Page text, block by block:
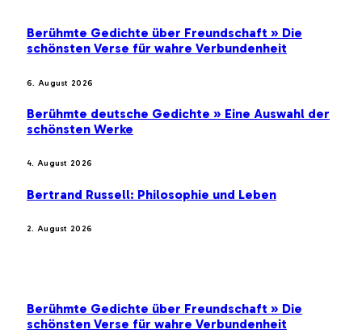
Berühmte Gedichte über Freundschaft » Die
schönsten Verse für wahre Verbundenheit
6. August 2026
Berühmte deutsche Gedichte » Eine Auswahl der
schönsten Werke
4. August 2026
Bertrand Russell: Philosophie und Leben
2. August 2026
Berühmte Gedichte über Freundschaft » Die
schönsten Verse für wahre Verbundenheit